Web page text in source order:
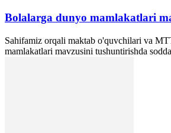
Bolalarga dunyo mamlakatlari
Sahifamiz orqali maktab o'quvchilari va
mamlakatlari mavzusini tushuntirishda